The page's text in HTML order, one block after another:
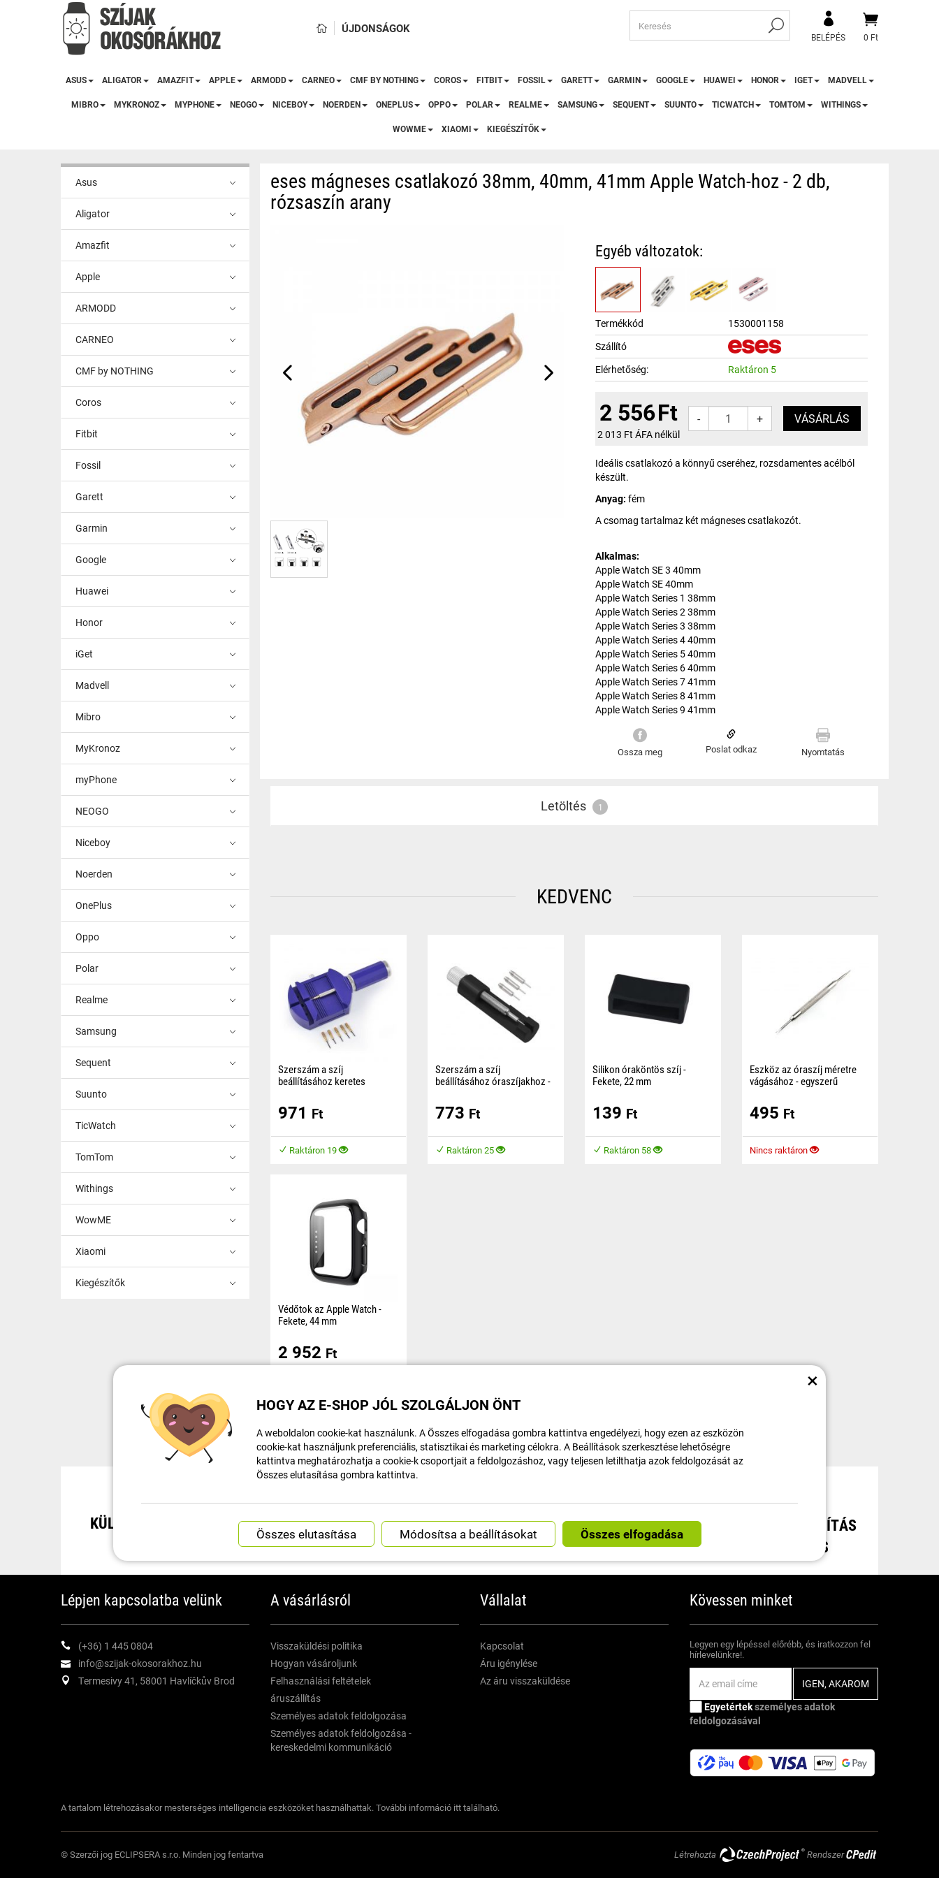
HOGY AZ E-SHOP JÓL SZOLGÁLJON ÖNT
A weboldalon cookie-kat használunk. A Összes elfogadása gombra kattintva engedélyezi, hogy ezen az eszközön
cookie-kat használjunk preferenciális, statisztikai és marketing célokra. A Beállítások szerkesztése lehetőségre
kattintva meghatározhatja a cookie-k csoportjait a feldolgozáshoz, vagy teljesen letilthatja azok feldolgozását az
Összes elutasítása gombra kattintva.
Módosítsa a beállításokat
×
0 Ft
BELÉPÉS
ÚJDONSÁGOK
ASUS ALIGATOR AMAZFIT APPLE ARMODD CARNEO CMF BY NOTHING COROS FITBIT FOSSIL GARETT GARMIN GOOGLE HUAWEI HONOR IGET MADVELL
MIBRO MYKRONOZ MYPHONE NEOGO NICEBOY NOERDEN ONEPLUS OPPO POLAR REALME SAMSUNG SEQUENT SUUNTO TICWATCH TOMTOM WITHINGS
WOWME XIAOMI KIEGÉSZÍTŐK
Asus
Aligator
Amazfit
Apple
ARMODD
CARNEO
CMF by NOTHING
Coros
Fitbit
Fossil
Garett
Garmin
Google
Huawei
Honor
iGet
Madvell
Mibro
MyKronoz
myPhone
NEOGO
Niceboy
Noerden
OnePlus
Oppo
Polar
Realme
Samsung
Sequent
Suunto
TicWatch
TomTom
Withings
WowME
Xiaomi
Kiegészítők
eses mágneses csatlakozó 38mm, 40mm, 41mm Apple Watch-hoz - 2 db,
rózsaszín arany
Egyéb változatok:
Termékkód
1530001158
Szállító
Elérhetőség:
Raktáron 5
2 556Ft
2 013 Ft ÁFA nélkül
- +
Ideális csatlakozó a könnyű cseréhez, rozsdamentes acélból
készült.
Anyag: fém
A csomag tartalmaz két mágneses csatlakozót.
Alkalmas:
Apple Watch SE 3 40mm
Apple Watch SE 40mm
Apple Watch Series 1 38mm
Apple Watch Series 2 38mm
Apple Watch Series 3 38mm
Apple Watch Series 4 40mm
Apple Watch Series 5 40mm
Apple Watch Series 6 40mm
Apple Watch Series 7 41mm
Apple Watch Series 8 41mm
Apple Watch Series 9 41mm
Ossza meg Poslat odkaz Nyomtatás
Letöltés 1
KEDVENC
Szerszám a szíj
beállításához keretes
A keretes órák szíjának beállító
szerszáma, a csap
hosszát.
971 Ft
Raktáron 19
Szerszám a szíj
beállításához óraszíjakhoz -
A csap egyszerű eltávolításával
állíthatod be a szíj hosszát, az
rendelkezik,
773 Ft
Raktáron 25
Silikon óraköntös szíj -
Fekete, 22 mm
szíj 22 mm széles szíjakhoz.
139 Ft
Raktáron 58
Eszköz az óraszíj méretre
vágásához - egyszerű
amely lehetővé teszi a tengelyek
gyors cseréjét gyorskioldás
495 Ft
Nincs raktáron
Védőtok az Apple Watch -
Fekete, 44 mm
kijelzőt, hanem az
okosórájának széleit is
2 952 Ft
KÜLDEMÉNYKÖVETÉS GYORS SZÁLLÍTÁS ÜGYFÉLSZOLGÁLAT
INGYENES SZÁLLÍTÁS
LEHETSÉGES
Lépjen kapcsolatba velünk
(+36) 1 445 0804
info@szijak-okosorakhoz.hu
Termesivy 41, 58001 Havlíčkův Brod
A vásárlásról
Visszaküldési politika
Hogyan vásároljunk
Felhasználási feltételek
áruszállítás
Személyes adatok feldolgozása
Személyes adatok feldolgozása -
kereskedelmi kommunikáció
Vállalat
Kapcsolat
Áru igénylése
Az áru visszaküldése
Kövessen minket
Legyen egy lépéssel előrébb, és iratkozzon fel
hírlevelünkre!.
Egyetértekszemélyes adatok
feldolgozásával
A tartalom létrehozásakor mesterséges intelligencia eszközöket használhattak. További információ itt található.
© Szerzői jog ECLIPSERA s.r.o. Minden jog fentartva Létrehozta Rendszer